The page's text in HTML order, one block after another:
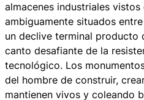
almacenes industriales
ambiguamente situados
un declive terminal producto
canto desafiante de la
tecnológico. Los
del hombre de construir,
mantienen vivos y coleando